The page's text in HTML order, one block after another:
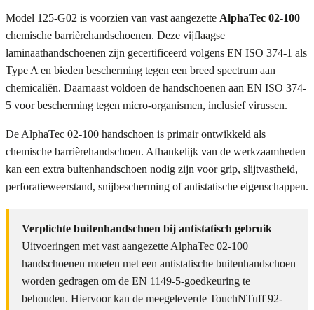
Model 125-G02 is voorzien van vast aangezette AlphaTec 02-100
chemische barrièrehandschoenen. Deze vijflaagse
laminaathandschoenen zijn gecertificeerd volgens EN ISO 374-1 als
Type A en bieden bescherming tegen een breed spectrum aan
chemicaliën. Daarnaast voldoen de handschoenen aan EN ISO 374-
5 voor bescherming tegen micro-organismen, inclusief virussen.
De AlphaTec 02-100 handschoen is primair ontwikkeld als
chemische barrièrehandschoen. Afhankelijk van de werkzaamheden
kan een extra buitenhandschoen nodig zijn voor grip, slijtvastheid,
perforatieweerstand, snijbescherming of antistatische eigenschappen.
Verplichte buitenhandschoen bij antistatisch gebruik
Uitvoeringen met vast aangezette AlphaTec 02-100
handschoenen moeten met een antistatische buitenhandschoen
worden gedragen om de EN 1149-5-goedkeuring te
behouden. Hiervoor kan de meegeleverde TouchNTuff 92-